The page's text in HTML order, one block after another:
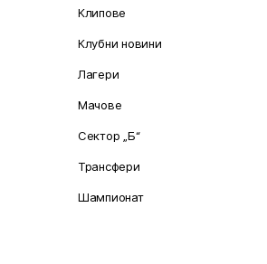
Клипове
Клубни новини
Лагери
Мачове
Сектор „Б“
Трансфери
Шампионат